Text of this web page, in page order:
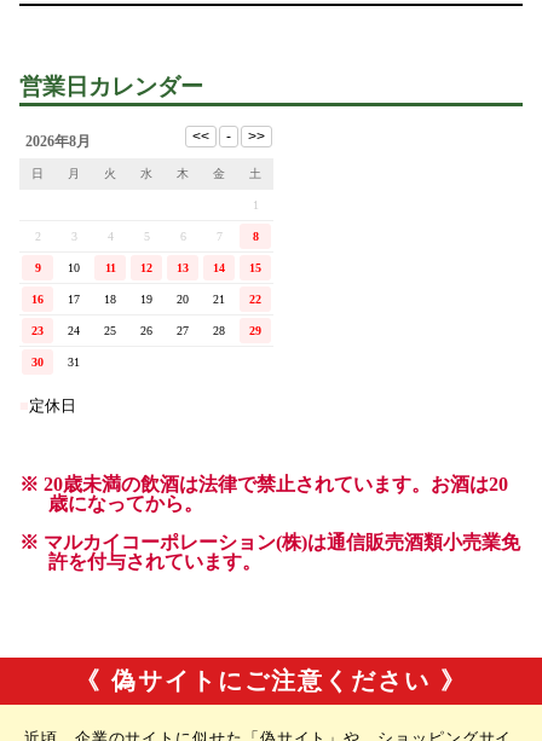
《 偽サイトにご注意ください 》